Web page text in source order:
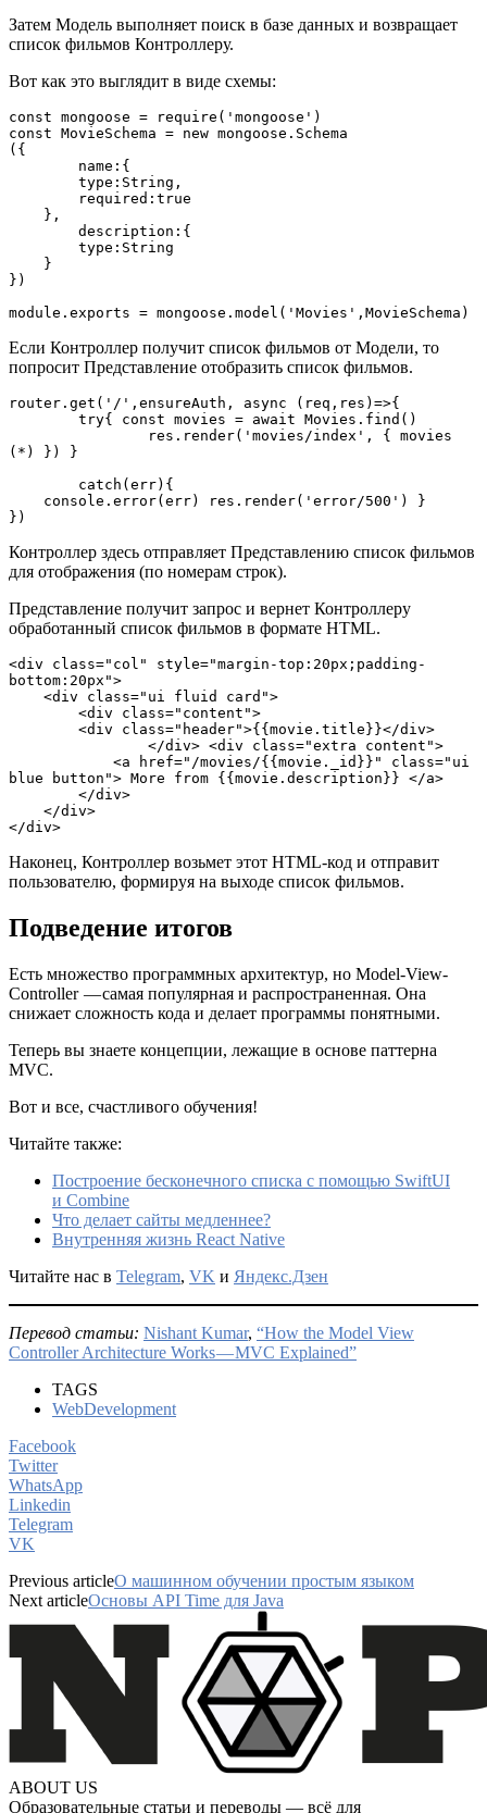
Затем Модель выполняет поиск в базе данных и возвращает
список фильмов Контроллеру.
Вот как это выглядит в виде схемы:
const mongoose = require('mongoose')
const MovieSchema = new mongoose.Schema
({
	name:{
        type:String,
        required:true
    },
	description:{
    	type:String
    }
})
module.exports = mongoose.model('Movies',MovieSchema)
Если Контроллер получит список фильмов от Модели, то
попросит Представление отобразить список фильмов.
router.get('/',ensureAuth, async (req,res)=>{
	try{ const movies = await Movies.find()
(*) }) }
	catch(err){
    console.error(err) res.render('error/500') }
})
Контроллер здесь отправляет Представлению список фильмов
для отображения (по номерам строк).
Представление получит запрос и вернет Контроллеру
обработанный список фильмов в формате HTML.
<div class="col" style="margin-top:20px;padding-
bottom:20px">
    <div class="ui fluid card">
        <div class="content">
        <div class="header">{{movie.title}}</div>
        	</div> <div class="extra content">
blue button"> More from {{movie.description}} </a>
        </div>
    </div>
</div>
Наконец, Контроллер возьмет этот HTML-код и отправит
пользователю, формируя на выходе список фильмов.
Подведение итогов
Есть множество программных архитектур, но Model-View-
Controller — самая популярная и распространенная. Она
снижает сложность кода и делает программы понятными.
Теперь вы знаете концепции, лежащие в основе паттерна
MVC.
Вот и все, счастливого обучения!
Читайте также:
Построение бесконечного списка с помощью SwiftUI
и Combine
Что делает сайты медленнее?
Внутренняя жизнь React Native
Читайте нас в Telegram, VK и Яндекс.Дзен
Перевод статьи: Nishant Kumar, “How the Model View
Controller Architecture Works — MVC Explained”
TAGS
WebDevelopment
Facebook
Twitter
WhatsApp
Linkedin
Telegram
VK
Previous articleО машинном обучении простым языком
Next articleОсновы API Time для Java
ABOUT US
Образовательные статьи и переводы — всё для